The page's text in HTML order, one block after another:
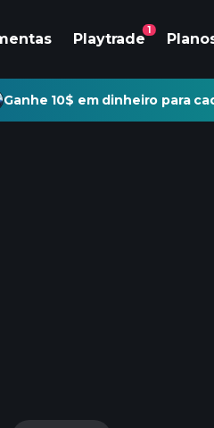
Playtrade
1
Ganhe 10$ em dinheiro para